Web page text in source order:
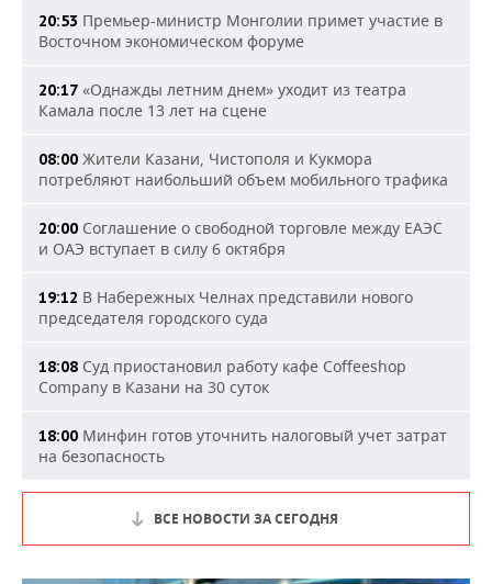
20:53 Премьер-министр Монголии примет участие в
Восточном экономическом форуме
20:17 «Однажды летним днем» уходит из театра
Камала после 13 лет на сцене
08:00 Жители Казани, Чистополя и Кукмора
потребляют наибольший объем мобильного трафика
20:00 Соглашение о свободной торговле между ЕАЭС
и ОАЭ вступает в силу 6 октября
19:12 В Набережных Челнах представили нового
председателя городского суда
18:08 Суд приостановил работу кафе Coffeeshop
Company в Казани на 30 суток
18:00 Минфин готов уточнить налоговый учет затрат
на безопасность
ВСЕ НОВОСТИ ЗА СЕГОДНЯ